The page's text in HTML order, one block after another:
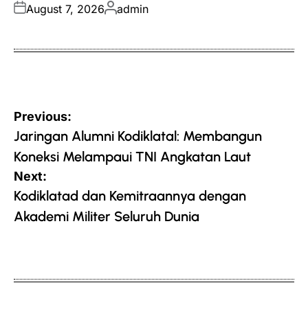
Posted
August 7, 2026Posted
admin
Post
navigation
Previous:
Jaringan Alumni Kodiklatal: Membangun
Koneksi Melampaui TNI Angkatan Laut
Next:
Kodiklatad dan Kemitraannya dengan
Akademi Militer Seluruh Dunia